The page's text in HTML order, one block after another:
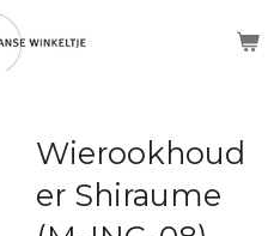
Wierookhoud
er Shiraume